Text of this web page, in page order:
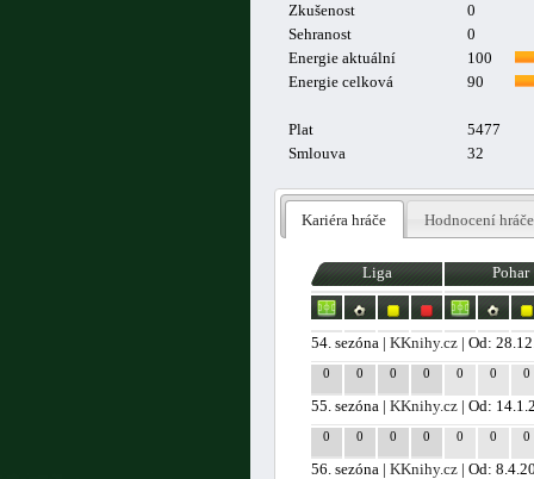
Zkušenost
0
Sehranost
0
Energie aktuální
100
Energie celková
90
Plat
5477
Smlouva
32
Kariéra hráče Hodnocení hráče
Liga Pohar
54. sezóna |KKnihy.cz | Od:
0 0 0 0 0 0 0
55. sezóna |KKnihy.cz | Od:
0 0 0 0 0 0 0
56. sezóna |KKnihy.cz | Od: